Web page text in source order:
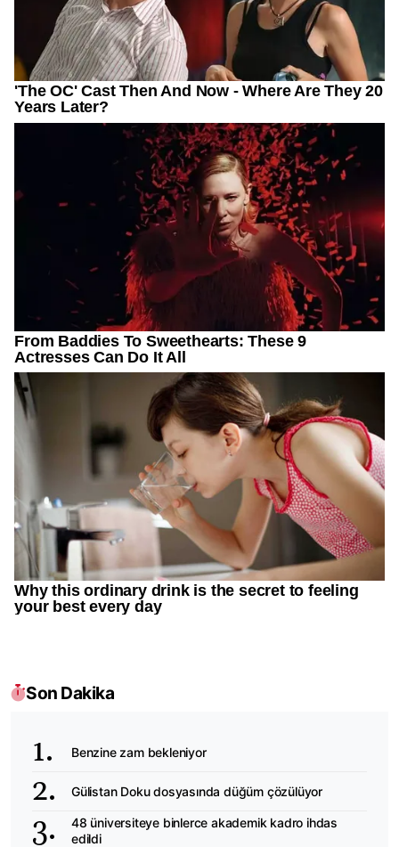
Son Dakika
Benzine zam bekleniyor
Gülistan Doku dosyasında düğüm çözülüyor
48 üniversiteye binlerce akademik kadro ihdas
edildi